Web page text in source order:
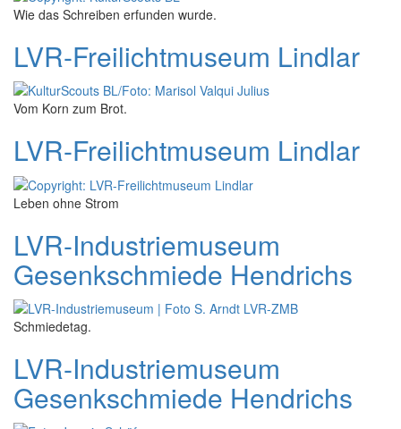
Wie das Schreiben erfunden wurde.
LVR-Freilichtmuseum Lindlar
Vom Korn zum Brot.
LVR-Freilichtmuseum Lindlar
Leben ohne Strom
LVR-Industriemuseum
Gesenkschmiede Hendrichs
Schmiedetag.
LVR-Industriemuseum
Gesenkschmiede Hendrichs